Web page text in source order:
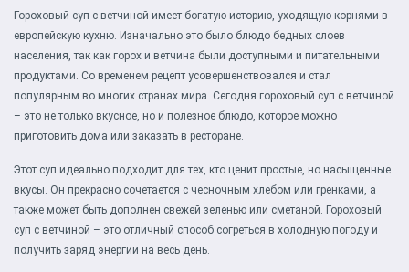
Гороховый суп с ветчиной имеет богатую историю, уходящую корнями в
европейскую кухню. Изначально это было блюдо бедных слоев
населения, так как горох и ветчина были доступными и питательными
продуктами. Со временем рецепт усовершенствовался и стал
популярным во многих странах мира. Сегодня гороховый суп с ветчиной
– это не только вкусное, но и полезное блюдо, которое можно
приготовить дома или заказать в ресторане.
Этот суп идеально подходит для тех, кто ценит простые, но насыщенные
вкусы. Он прекрасно сочетается с чесночным хлебом или гренками, а
также может быть дополнен свежей зеленью или сметаной. Гороховый
суп с ветчиной – это отличный способ согреться в холодную погоду и
получить заряд энергии на весь день.